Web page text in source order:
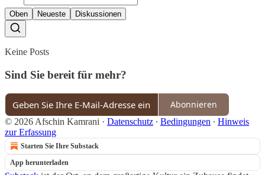
Oben Neueste Diskussionen
Keine Posts
Sind Sie bereit für mehr?
Abonnieren
© 2026 Afschin Kamrani · Datenschutz ∙ Bedingungen ∙ Hinweis
zur Erfassung
Starten Sie Ihre Substack
App herunterladen